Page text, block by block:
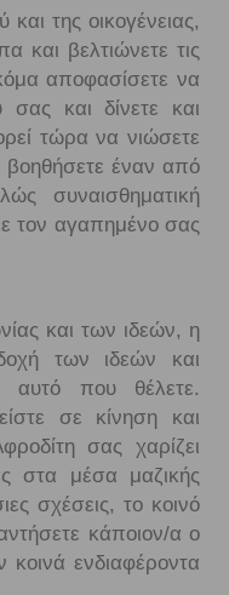
της οικογένειας,
και βελτιώνετε τις
αποφασίσετε να
σας και δίνετε και
τώρα να νιώσετε
βοηθήσετε έναν από
συναισθηματική
τον αγαπημένο σας
και των ιδεών, η
των ιδεών και
που θέλετε.
σε κίνηση και
σας χαρίζει
στα μέσα μαζικής
σχέσεις, το κοινό
κάποιον/α ο
ενδιαφέροντα